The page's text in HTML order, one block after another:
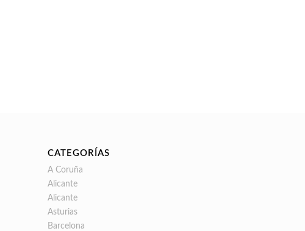
CATEGORÍAS
A Coruña
Alicante
Alicante
Asturias
Barcelona